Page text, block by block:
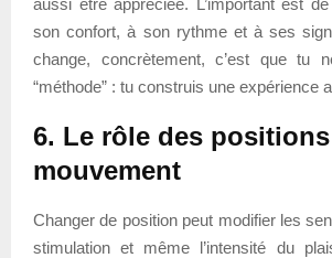
son confort, à son rythme et à ses
change, concrètement, c’est que tu
“méthode” : tu construis une expérience
6. Le rôle des
mouvement
Changer de position peut modifier les
stimulation et même l’intensité du